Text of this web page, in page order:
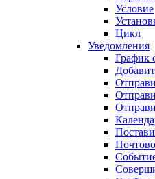
Условие
Цикл
Уведомления
График